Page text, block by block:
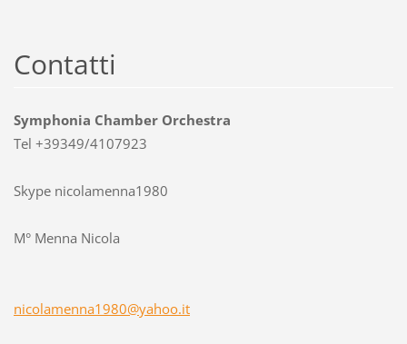
Contatti
Symphonia Chamber Orchestra
Tel +39349/4107923
Skype nicolamenna1980
M° Menna Nicola
nicolamenna1980@yahoo.it